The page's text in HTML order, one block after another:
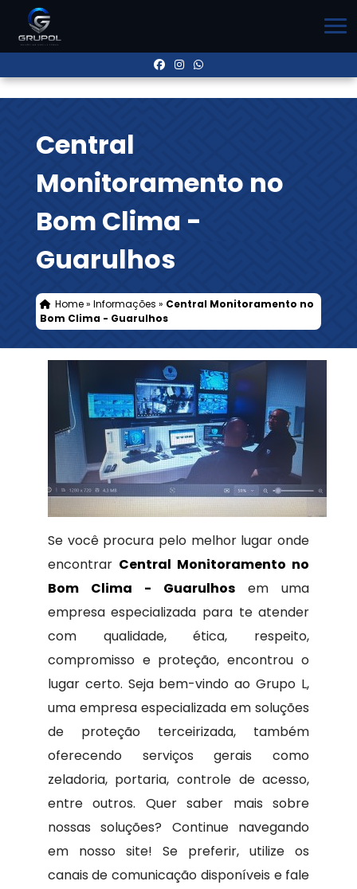
Central
Monitoramento no
Bom Clima -
Guarulhos
Home» Informações » Central Monitoramento no
Bom Clima - Guarulhos
Se você procura pelo melhor lugar onde
encontrar Central Monitoramento no
Bom Clima - Guarulhos em uma
empresa especializada para te atender
com qualidade, ética, respeito,
compromisso e proteção, encontrou o
lugar certo. Seja bem-vindo ao Grupo L,
uma empresa especializada em soluções
de proteção terceirizada, também
oferecendo serviços gerais como
zeladoria, portaria, controle de acesso,
entre outros. Quer saber mais sobre
nossas soluções? Continue navegando
em nosso site! Se preferir, utilize os
canais de comunicação disponíveis e fale